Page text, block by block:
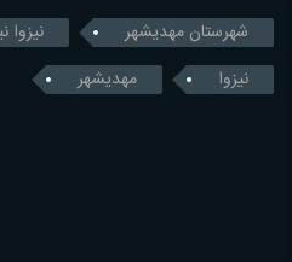
شهرستان مهدیشهر نیزوا
نیزوا
مهدیشهر